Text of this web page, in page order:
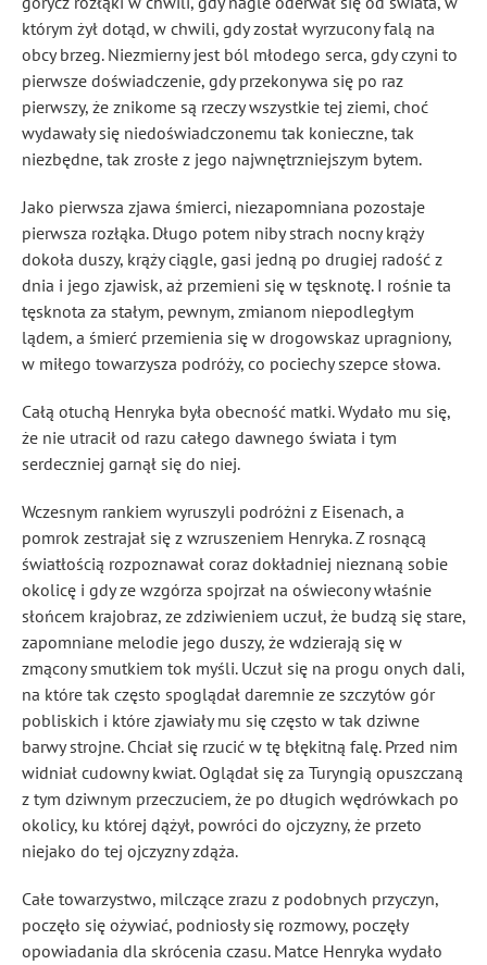
którym żył dotąd, w chwili, gdy został wyrzucony falą na
obcy brzeg. Niezmierny jest ból młodego serca, gdy czyni to
pierwsze doświadczenie, gdy przekonywa się po raz
pierwszy, że znikome są rzeczy wszystkie tej ziemi, choć
wydawały się niedoświadczonemu tak konieczne, tak
niezbędne, tak zrosłe z jego najwnętrzniejszym bytem.
Jako pierwsza zjawa śmierci, niezapomniana pozostaje
pierwsza rozłąka. Długo potem niby strach nocny krąży
dokoła duszy, krąży ciągle, gasi jedną po drugiej radość z
dnia i jego zjawisk, aż przemieni się w tęsknotę. I rośnie ta
tęsknota za stałym, pewnym, zmianom niepodległym
lądem, a śmierć przemienia się w drogowskaz upragniony,
w miłego towarzysza podróży, co pociechy szepce słowa.
Całą otuchą Henryka była obecność matki. Wydało mu się,
że nie utracił od razu całego dawnego świata i tym
serdeczniej garnął się do niej.
Wczesnym rankiem wyruszyli podróżni z Eisenach, a
pomrok zestrajał się z wzruszeniem Henryka. Z rosnącą
światłością rozpoznawał coraz dokładniej nieznaną sobie
okolicę i gdy ze wzgórza spojrzał na oświecony właśnie
słońcem krajobraz, ze zdziwieniem uczuł, że budzą się stare,
zapomniane melodie jego duszy, że wdzierają się w
zmącony smutkiem tok myśli. Uczuł się na progu onych dali,
na które tak często spoglądał daremnie ze szczytów gór
pobliskich i które zjawiały mu się często w tak dziwne
barwy strojne. Chciał się rzucić w tę błękitną falę. Przed nim
widniał cudowny kwiat. Oglądał się za Turyngią opuszczaną
z tym dziwnym przeczuciem, że po długich wędrówkach po
okolicy, ku której dążył, powróci do ojczyzny, że przeto
niejako do tej ojczyzny zdąża.
Całe towarzystwo, milczące zrazu z podobnych przyczyn,
poczęło się ożywiać, podniosły się rozmowy, poczęły
opowiadania dla skrócenia czasu. Matce Henryka wydało